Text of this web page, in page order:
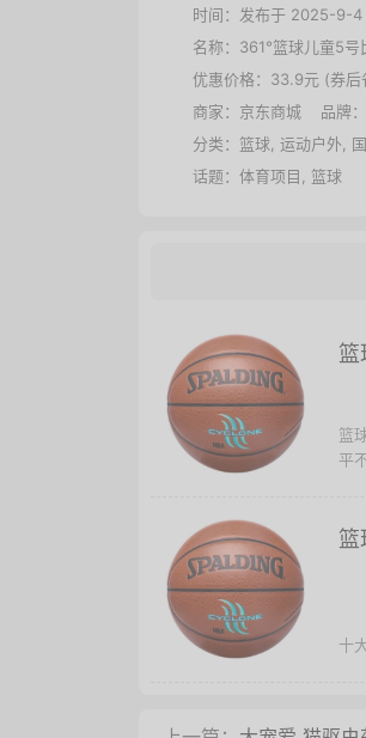
时间：发布于 2025-9-
名称： 361°篮球儿童5号
优惠价格： 33.9元 (券后
商家： 京东商城 品牌：
分类： 篮球 运动户外
话题： 体育项目 篮球
篮
篮
平
篮
十